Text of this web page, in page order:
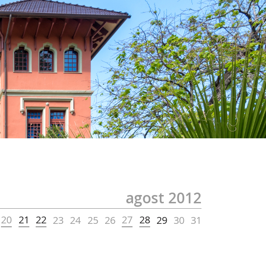
agost 2012
20 21 22 23 24 25 26 27 28 29 30 31